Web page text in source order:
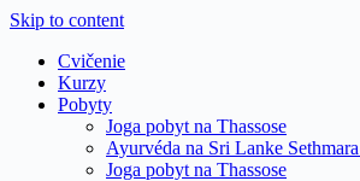
Skip to content
Cvičenie
Kurzy
Pobyty
Joga pobyt na Thassose
Ayurvéda na Sri Lanke
Joga pobyt na Thassose